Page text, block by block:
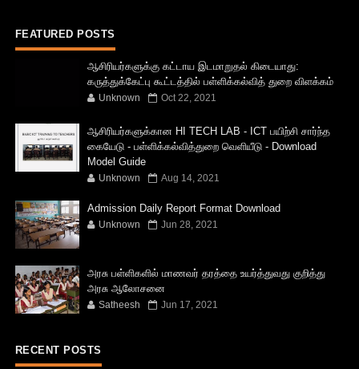
FEATURED POSTS
ஆசிரியர்களுக்கு கட்டாய இடமாறுதல் கிடையாது:
கருத்துக்கேட்பு கூட்டத்தில் பள்ளிக்கல்வித் துறை விளக்கம்
Unknown Oct 22, 2021
ஆசிரியர்களுக்கான HI TECH LAB - ICT பயிற்சி சார்ந்த
கையேடு - பள்ளிக்கல்வித்துறை வெளியீடு - Download
Model Guide
Unknown Aug 14, 2021
Admission Daily Report Format Download
Unknown Jun 28, 2021
அரசு பள்ளிகளில் மாணவர் தரத்தை உயர்த்துவது குறித்து
அரசு ஆலோசனை
Satheesh Jun 17, 2021
RECENT POSTS